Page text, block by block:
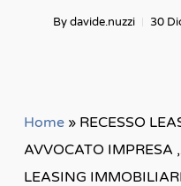
Bydavide.nuzzi 30
Home» RECESSO
AVVOCATO IMPRESA
LEASING